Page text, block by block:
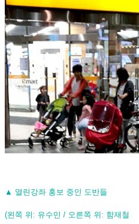
▲ 열린강좌 홍보 중인 도반들
(왼쪽 위: 유수민 / 오른쪽 위: 함재철